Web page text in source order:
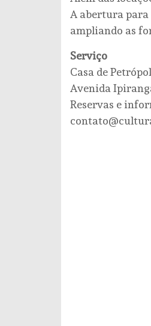
A abertura
ampliando as
Serviço
Casa de
Avenida
Reservas e